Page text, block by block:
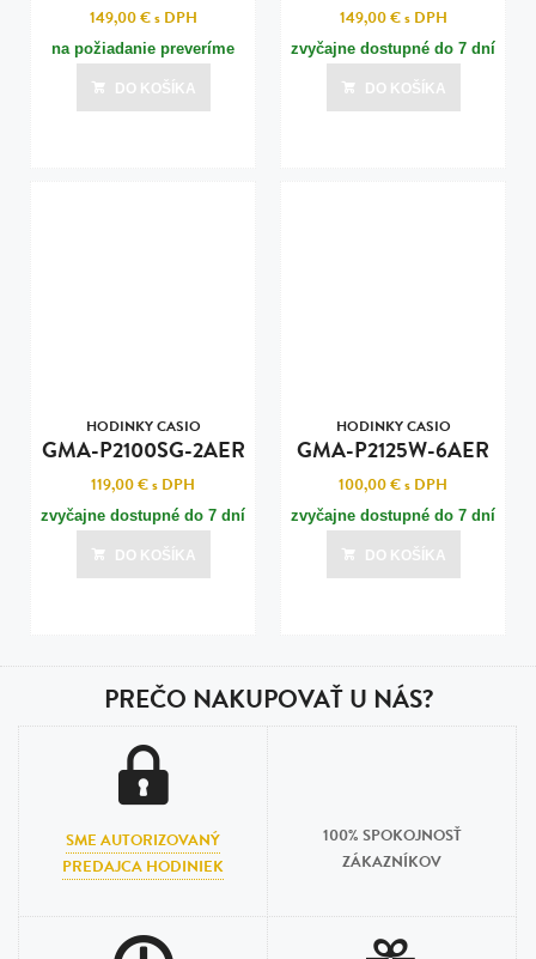
149,00 €s DPH
na požiadanie preveríme
DO KOŠÍKA
149,00 €s DPH
zvyčajne dostupné do 7 dní
DO KOŠÍKA
HODINKY CASIO
GMA-P2100SG-2AER
119,00 €s DPH
zvyčajne dostupné do 7 dní
DO KOŠÍKA
HODINKY CASIO
GMA-P2125W-6AER
100,00 €s DPH
zvyčajne dostupné do 7 dní
DO KOŠÍKA
PREČO NAKUPOVAŤ U NÁS?
SME AUTORIZOVANÝ
PREDAJCA HODINIEK
100% SPOKOJNOSŤ
ZÁKAZNÍKOV